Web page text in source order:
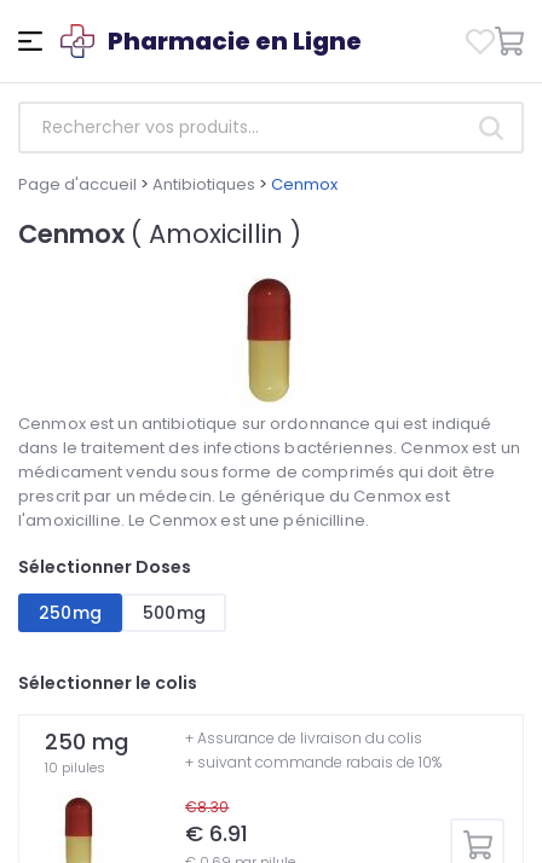
Pharmacie en Ligne
Page d'accueil > Antibiotiques > Cenmox
Cenmox ( Amoxicillin )
Cenmox est un antibiotique sur ordonnance qui est indiqué
dans le traitement des infections bactériennes. Cenmox est un
médicament vendu sous forme de comprimés qui doit être
prescrit par un médecin. Le générique du Cenmox est
l'amoxicilline. Le Cenmox est une pénicilline.
Sélectionner Doses
250mg
500mg
Sélectionner le colis
250 mg
10 pilules
€8.30
€ 6.91
+ Assurance de livraison du colis
+ suivant commande rabais de 10%